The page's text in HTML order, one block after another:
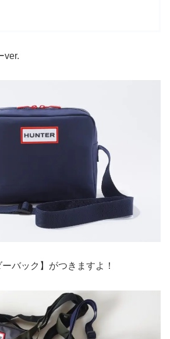
ver.
バック】がつきますよ！